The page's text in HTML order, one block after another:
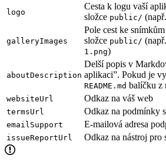
logo
Cesta k logu vaší
složce public/ (např.
galleryImages
Pole cest ke
složce public/ (např.
1.png)
aboutDescription
Delší popis v
aplikaci”. Pokud je
README.md balíčku z
websiteUrl Odkaz na váš web
termsUrl Odkaz na podmínky
emailSupport E-mailová adresa
issueReportUrl Odkaz na nástroj pro